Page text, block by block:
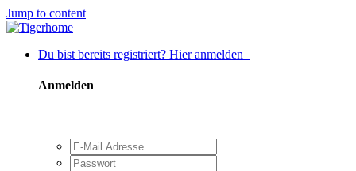
Jump to content
Du bist bereits registriert? Hier anmelden
Anmelden